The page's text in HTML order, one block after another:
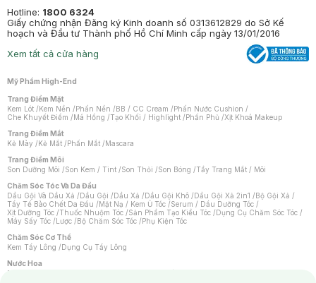
Hotline: 1800 6324
Giấy chứng nhận Đăng ký Kinh doanh số 0313612829 do Sở Kế
hoạch và Đầu tư Thành phố Hồ Chí Minh cấp ngày 13/01/2016
Xem tất cả cửa hàng
Mỹ Phẩm High-End
Trang Điểm Mặt
Kem Lót /Kem Nền /Phấn Nền /BB / CC Cream /Phấn Nước Cushion /
Che Khuyết Điểm /Má Hồng /Tạo Khối / Highlight /Phấn Phủ /Xịt Khoá Makeup
Trang Điểm Mắt
Kẻ Mày /Kẻ Mắt /Phấn Mắt /Mascara
Trang Điểm Môi
Son Dưỡng Môi /Son Kem / Tint /Son Thỏi /Son Bóng /Tẩy Trang Mắt / Môi
Chăm Sóc Tóc Và Da Đầu
Dầu Gội Và Dầu Xả /Dầu Gội /Dầu Xả /Dầu Gội Khô /Dầu Gội Xả 2in1 /Bộ Gội Xả /
Tẩy Tế Bào Chết Da Đầu /Mặt Nạ / Kem Ủ Tóc /Serum / Dầu Dưỡng Tóc /
Xịt Dưỡng Tóc /Thuốc Nhuộm Tóc /Sản Phẩm Tạo Kiểu Tóc /Dụng Cụ Chăm Sóc Tóc /
Máy Sấy Tóc /Lược /Bộ Chăm Sóc Tóc /Phụ Kiện Tóc
Chăm Sóc Cơ Thể
Kem Tẩy Lông /Dụng Cụ Tẩy Lông
Nước Hoa
Nước Hoa Nữ